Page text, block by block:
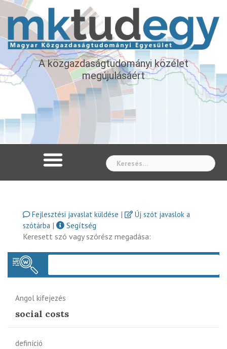
A közgazdaságtudományi közélet
megújulásáért
Fejlesztési javaslat küldése |
Új szót javaslok a
szótárba |
Segítség
Keresett szó vagy szórész megadása:
Angol kifejezés
social costs
definíció